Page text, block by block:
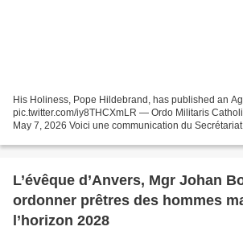
His Holiness, Pope Hildebrand, has published an
pic.twitter.com/iy8THCXmLR — Ordo Militaris
May 7, 2026 Voici une communication du
L’évêque d’Anvers, Mgr Johan
ordonner prêtres des hommes
l’horizon 2028